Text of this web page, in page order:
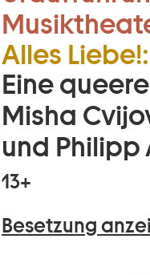
Alles Liebe!:
Eine
Misha
und Philipp
13+
Besetzung